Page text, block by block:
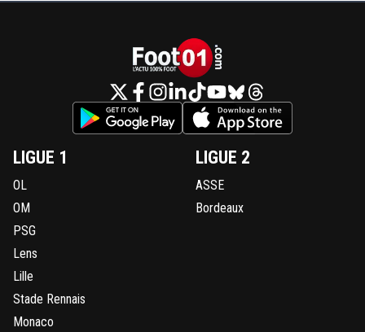
LIGUE 1
OL
OM
PSG
Lens
Lille
Stade Rennais
Monaco
LIGUE 2
ASSE
Bordeaux